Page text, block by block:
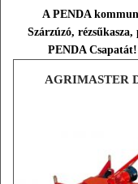
A PENDA
Szárzúzó,
PENDA
AGRIMASTER